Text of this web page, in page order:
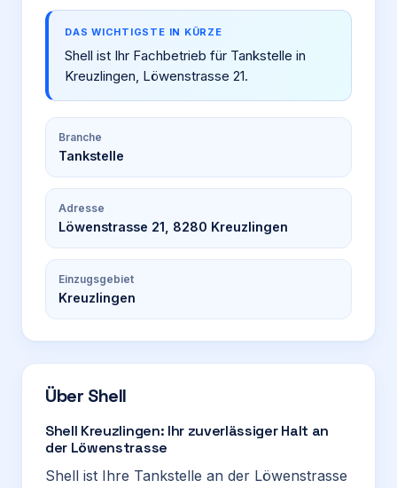
DAS WICHTIGSTE IN KÜRZE
Shell ist Ihr Fachbetrieb für Tankstelle in
Kreuzlingen, Löwenstrasse 21.
Branche
Tankstelle
Adresse
Löwenstrasse 21, 8280 Kreuzlingen
Einzugsgebiet
Kreuzlingen
Über Shell
Shell Kreuzlingen: Ihr zuverlässiger Halt an
der Löwenstrasse
Shell ist Ihre Tankstelle an der Löwenstrasse